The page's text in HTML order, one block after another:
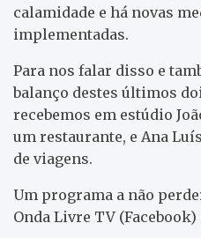
calamidade e há novas
implementadas.
Para nos falar disso e
balanço destes últimos
recebemos em estúdio
um restaurante, e Ana
de viagens.
Um programa a não
Onda Livre TV